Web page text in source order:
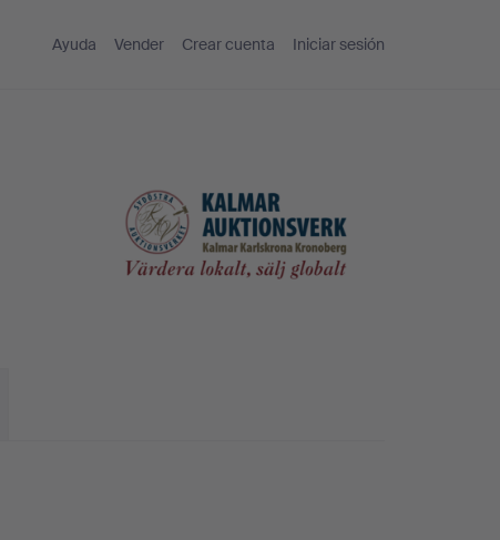
Ayuda Vender Crear cuenta Iniciar sesión